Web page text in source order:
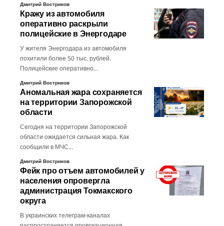
Дмитрий Востриков
Кражу из автомобиля
оперативно раскрыли
полицейские в Энергодаре
У жителя Энергодара из автомобиля
похитили более 50 тыс. рублей.
Полицейские оперативно…
Дмитрий Востриков
Аномальная жара сохраняется
на территории Запорожской
области
Сегодня на территории Запорожской
области ожидается сильная жара. Как
сообщили в МЧС…
Дмитрий Востриков
Фейк про отъем автомобилей у
населения опровергла
администрация Токмакского
округа
В украинских телеграм-каналах